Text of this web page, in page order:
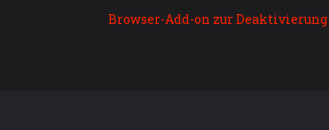
Browser-Add-on zur